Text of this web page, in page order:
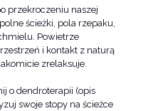
przekroczeniu naszej
ścieżki, pola rzepaku,
Powietrze
i kontakt z naturą
zrelaksuje.
o dendroterapii (opis
swoje stopy na ścieżce